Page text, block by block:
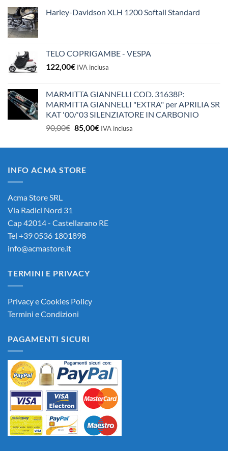
Harley-Davidson XLH 1200 Softail Standard
TELO COPRIGAMBE - VESPA
122,00€ IVA inclusa
MARMITTA GIANNELLI COD. 31638P:
MARMITTA GIANNELLI "EXTRA" per APRILIA SR
KAT '00/'03 SILENZIATORE IN CARBONIO
90,00€ Il
originale
90,00€.
85,00€Il
attuale
IVA inclusa
INFO ACMA STORE
Acma Store SRL
Via Radici Nord 31
Cap 42014 - Castellarano RE
Tel +39 0536 1801898
info@acmastore.it
TERMINI E PRIVACY
Privacy e Cookies Policy
Termini e Condizioni
PAGAMENTI SICURI